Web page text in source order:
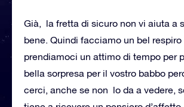
Già, la fretta di sicuro non vi aiuta a
bene. Quindi facciamo un bel respiro
prendiamoci un attimo di tempo per
bella sorpresa per il vostro babbo
cerci, anche se non lo da a vedere,